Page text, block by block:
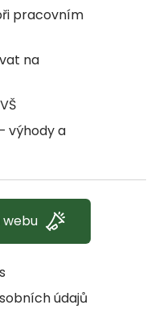
pracovním
na
výhody a
údajů